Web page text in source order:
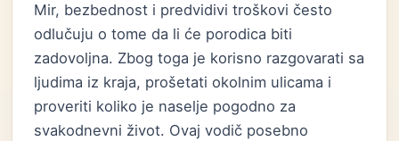
Mir, bezbednost i predvidivi troškovi često
odlučuju o tome da li će porodica biti
zadovoljna. Zbog toga je korisno razgovarati sa
ljudima iz kraja, prošetati okolnim ulicama i
proveriti koliko je naselje pogodno za
svakodnevni život. Ovaj vodič posebno